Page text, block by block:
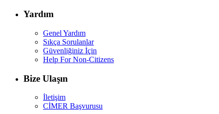
Yardım
Genel Yardım
Sıkça Sorulanlar
Güvenliğiniz İçin
Help For Non-Citizens
Bize Ulaşın
İletişim
CİMER Başvurusu